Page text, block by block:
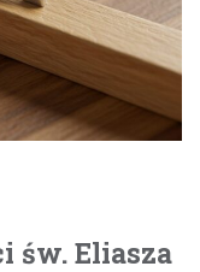
św. Eliasza